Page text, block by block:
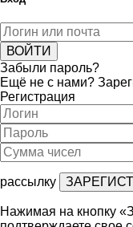
Забыли пароль?
Ещё не с нами?
Регистрация
рассылку
Нажимая на кнопку